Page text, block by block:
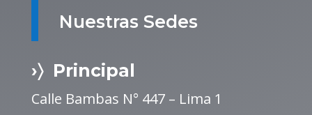
Nuestras Sedes
›〉 Principal
Calle Bambas N° 447 – Lima 1